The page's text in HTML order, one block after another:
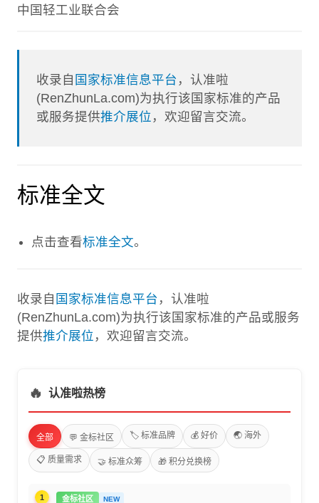
中国轻工业联合会
收录自 国家标准信息平台 ，认准啦
(RenZhunLa.com)为执行该国家标准的产品
或服务提供推介展位 ，欢迎留言交流。
标准全文
点击查看标准全文。
收录自 国家标准信息平台 ，认准啦
(RenZhunLa.com)为执行该国家标准的产品或服务
提供推介展位 ，欢迎留言交流。
🔥 认准啦热榜
全部 💬 金标社区 🏷️ 标准品牌 💰 好价 🌏 海外
📋 质量需求 🤝 标准众筹 🎁 积分兑换榜
1 金标社区 NEW